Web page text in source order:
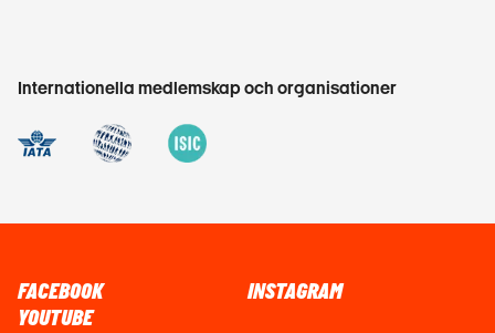
Internationella medlemskap och organisationer
FACEBOOK
INSTAGRAM
YOUTUBE